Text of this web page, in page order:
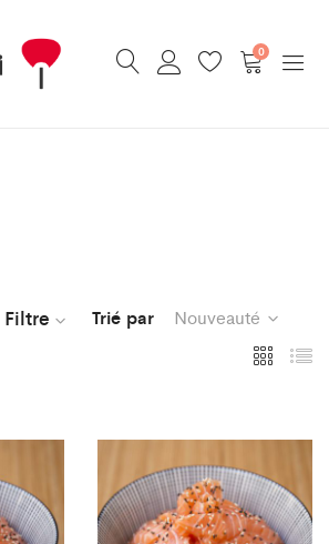
0
Filtre Trié par Nouveauté